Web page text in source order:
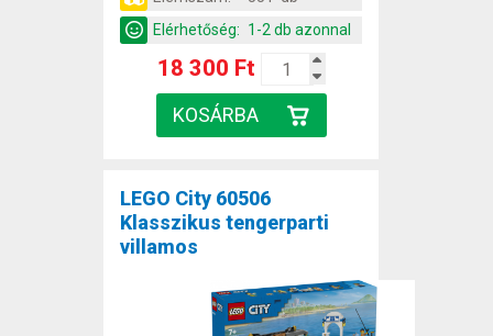
Elérhetőség: 1-2 db azonnal
18 300 Ft
LEGO City 60506
Klasszikus tengerparti
villamos